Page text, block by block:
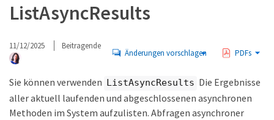
ListAsyncResults
11/12/2025 Beitragende
Änderungen vorschlagen PDFs
Sie können verwenden ListAsyncResults Die Ergebnisse
aller aktuell laufenden und abgeschlossenen asynchronen
Methoden im System aufzulisten. Abfragen asynchroner